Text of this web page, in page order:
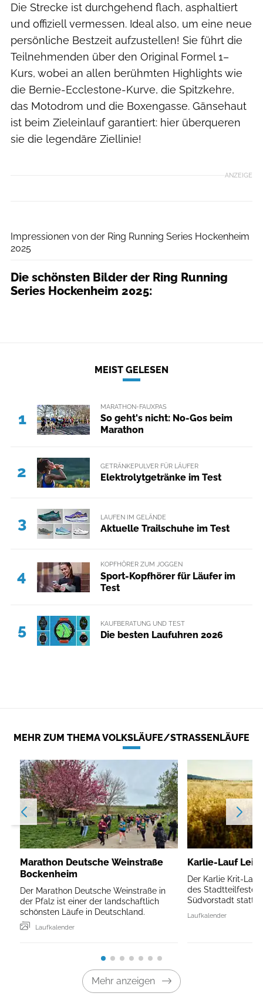
Die Strecke ist durchgehend flach, asphaltiert
und offiziell vermessen. Ideal also, um eine neue
persönliche Bestzeit aufzustellen! Sie führt die
Teilnehmenden über den Original Formel 1–
Kurs, wobei an allen berühmten Highlights wie
die Bernie-Ecclestone-Kurve, die Spitzkehre,
das Motodrom und die Boxengasse. Gänsehaut
ist beim Zieleinlauf garantiert: hier überqueren
sie die legendäre Ziellinie!
ANZEIGE
Impressionen von der Ring Running Series Hockenheim
2025
Die schönsten Bilder der Ring Running
Series Hockenheim 2025:
MEIST GELESEN
1
MARATHON-FAUXPAS
So geht's nicht: No-Gos beim
Marathon
2 GETRÄNKEPULVER FÜR LÄUFER
Elektrolytgetränke im Test
3 LAUFEN IM GELÄNDE
Aktuelle Trailschuhe im Test
4
KOPFHÖRER ZUM JOGGEN
Sport-Kopfhörer für Läufer im
Test
5 KAUFBERATUNG UND TEST
Die besten Laufuhren 2026
MEHR ZUM THEMA VOLKSLÄUFE/STRASSENLÄUFE
Marathon Deutsche Weinstraße
Bockenheim
Der Marathon Deutsche Weinstraße in
der Pfalz ist einer der landschaftlich
schönsten Läufe in Deutschland.
Laufkalender
Karlie-Lauf
Der Karlie Krit-
des Stadtteilfestes
Südvorstadt statt.
Laufkalender
Mehr anzeigen